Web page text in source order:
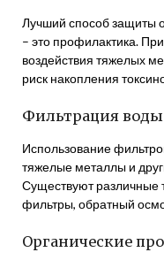
Лучший способ защиты
– это профилактика.
воздействия тяжелых
риск накопления
Фильтрация воды
Использование
тяжелые металлы и
Существуют различные
фильтры, обратный
Органические